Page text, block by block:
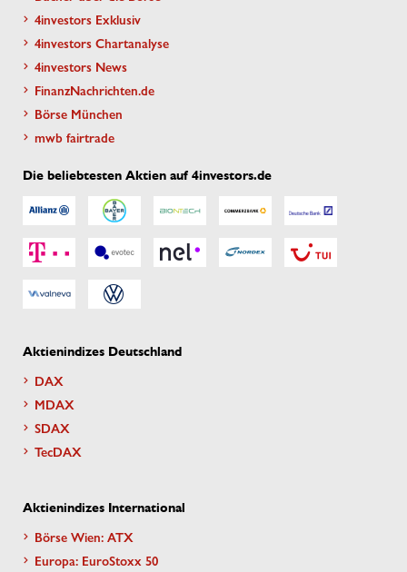
4investors Exklusiv
4investors Chartanalyse
4investors News
FinanzNachrichten.de
Börse München
mwb fairtrade
Die beliebtesten Aktien auf 4investors.de
Aktienindizes Deutschland
DAX
MDAX
SDAX
TecDAX
Aktienindizes International
Börse Wien: ATX
Europa: EuroStoxx 50